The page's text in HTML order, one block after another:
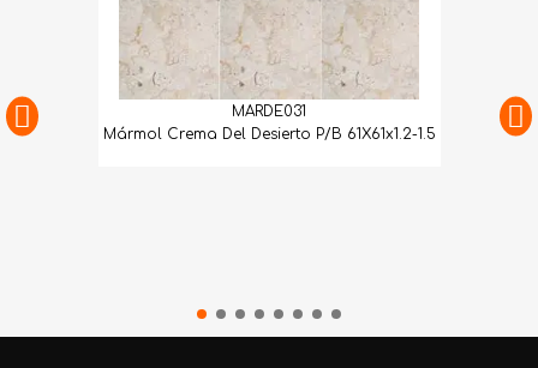
MARDE031
Mármol Crema Del Desierto P/B 61X61x1.2-1.5